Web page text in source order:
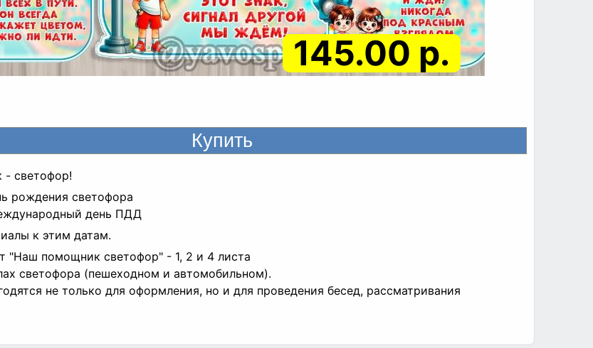
145.00 р.
светофор!
рождения светофора
день ПДД
к этим датам.
"Наш помощник светофор" - 1, 2 и 4 листа
светофора (пешеходном и автомобильном).
не только для оформления, но и для проведения бесед, рассматривания